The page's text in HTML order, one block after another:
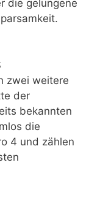
die gelungene
zwei weitere
der
bekannten
die
4 und zählen